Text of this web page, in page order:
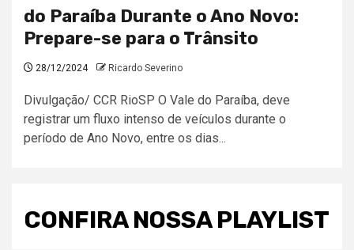
do Paraíba Durante o Ano Novo:
Prepare-se para o Trânsito
28/12/2024 Ricardo Severino
Divulgação/ CCR RioSP O Vale do Paraíba, deve
registrar um fluxo intenso de veículos durante o
período de Ano Novo, entre os dias...
CONFIRA NOSSA PLAYLIST